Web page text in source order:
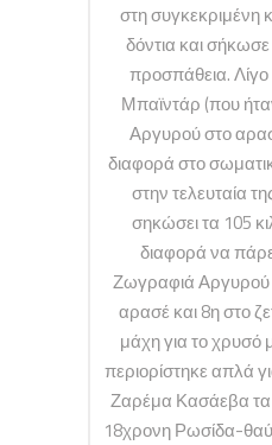
στη συγκεκριμένη
δόντια και
προσπάθεια.
Μπαϊντάρ (που
Αργυρού στο
διαφορά στο
στην τελευταία
σηκώσει τα 105
διαφορά να
Ζωγραφιά Αργυρού
αρασέ και 8η στο
μάχη για το χρυσό
περιορίστηκε απλά
Ζαρέμα Κασάεβα
18χρονη Ρωσίδα-